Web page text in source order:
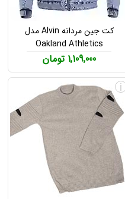
کت جین مردانه Alvin مدل
Oakland Athletics
1,109,000 تومان
i